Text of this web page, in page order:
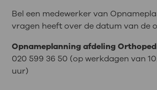
Bel een medewerker van
vragen heeft over de datum van de
Opnameplanning afdeling
020 599 36 50 (op werkdagen van
uur)